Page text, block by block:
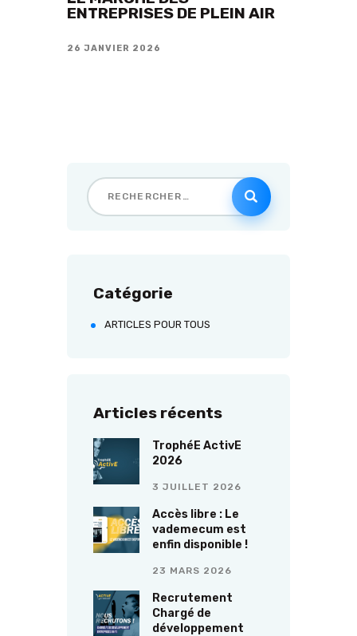
ENTREPRISES DE PLEIN AIR
26 JANVIER 2026
Catégorie
ARTICLES POUR TOUS
Articles récents
TrophéE ActivE
2026
3 JUILLET 2026
Accès libre : Le
vademecum est
enfin disponible !
23 MARS 2026
Recrutement
Chargé de
développement